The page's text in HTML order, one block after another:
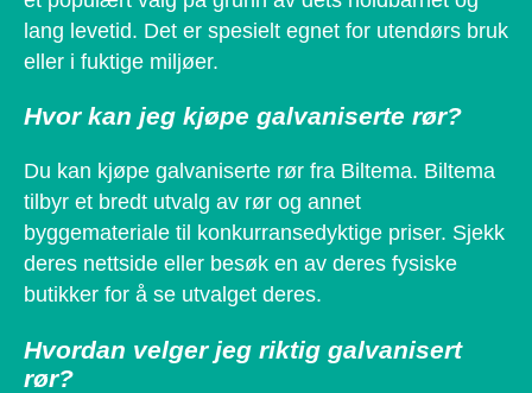
lang levetid. Det er spesielt egnet for utendørs bruk
eller i fuktige miljøer.
Hvor kan jeg kjøpe galvaniserte rør?
Du kan kjøpe galvaniserte rør fra Biltema. Biltema
tilbyr et bredt utvalg av rør og annet
byggemateriale til konkurransedyktige priser. Sjekk
deres nettside eller besøk en av deres fysiske
butikker for å se utvalget deres.
Hvordan velger jeg riktig galvanisert
rør?